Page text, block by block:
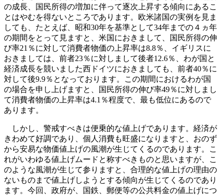
の成長、国民所得の増加に伴って逐次上昇する傾向にあるこ
とはやむを得ないところであります。欧米諸国の実例を見ま
しても、たとえば、昭和30年を基準として34年までの４ヵ年
の期間をとって見ますと、米国におきまして、国民所得の伸
び率21％に対して消費者物価の上昇率は8.8％、イギリスに
おきましては、前者23％に対しまして後者12.6％、わが国と
経済成長を競いました西ドイツにおきましても、前者40％に
対して後9.9％となっております。この期間におけるわが国
の場合を申し上げますと、国民所得の伸び率49％に対しまし
て消費者物価の上昇率は4.1％程度で、最も低位にあるので
あります。
しかし、警戒すべきは便乗的な値上げであります。経済が
きわめて好調であり、個人消費も旺盛になりますと、おのず
から安易な物価値上げの風潮が生じてくるのであります。こ
れがいわゆる値上げムードと称すべきものと思いますが、こ
のような風潮が生じて参りますと、合理的な値上げの理由の
ないものまで値上げしようとする傾向が生じてくるのであり
ます。今回、政府が、国鉄、郵便等の公共料金の値上げにつ